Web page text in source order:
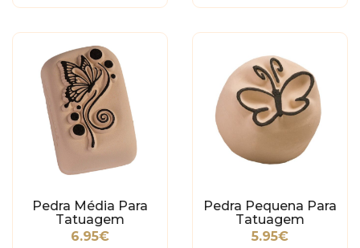
Pedra Média Para
Tatuagem
Temporária -
6.95€
Pedra Pequena Para
Tatuagem
Temporária -
5.95€